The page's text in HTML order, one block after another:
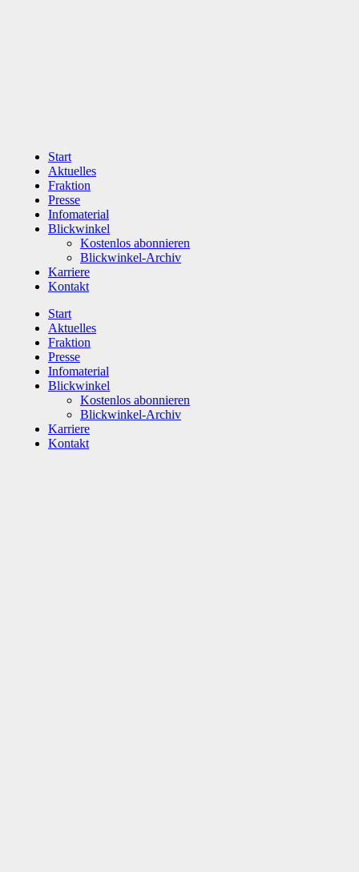
Start
Aktuelles
Fraktion
Presse
Infomaterial
Blickwinkel
Kostenlos abonnieren
Blickwinkel-Archiv
Karriere
Kontakt
Start
Aktuelles
Fraktion
Presse
Infomaterial
Blickwinkel
Kostenlos abonnieren
Blickwinkel-Archiv
Karriere
Kontakt